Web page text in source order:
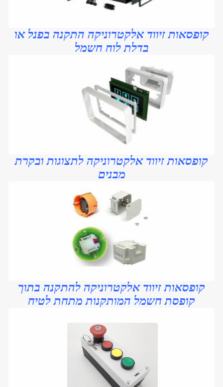
קופסאות זיווד אלקטרוניקה התקנה בפנל או
בדלת לוח חשמל
קופסאות זיווד אלקטרוניקה לתצוגות ובקרת
מבנים
קופסאות זיווד אלקטרוניקה להתקנה בתוך
קופסת חשמל המותקנות מתחת לטיח